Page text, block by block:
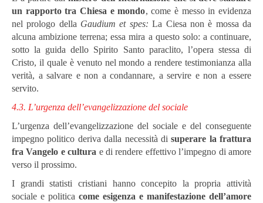
un rapporto tra Chiesa e mondo, come è messo in evidenza
nel prologo della Gaudium et spes: La Ciesa non è mossa da
alcuna ambizione terrena; essa mira a questo solo: a continuare,
sotto la guida dello Spirito Santo paraclito, l’opera stessa di
Cristo, il quale è venuto nel mondo a rendere testimonianza alla
verità, a salvare e non a condannare, a servire e non a essere
servito.
4.3. L’urgenza dell’evangelizzazione del sociale
L’urgenza dell’evangelizzazione del sociale e del conseguente
impegno politico deriva dalla necessità disuperare la frattura
fra Vangelo e cultura e di rendere effettivo l’impegno di amore
verso il prossimo.
I grandi statisti cristiani hanno concepito la propria attività
sociale e politica come esigenza e manifestazione dell’amore